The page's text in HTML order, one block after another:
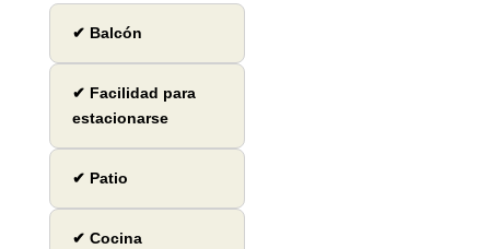
✔ Balcón
✔ Facilidad para
estacionarse
✔ Patio
✔ Cocina